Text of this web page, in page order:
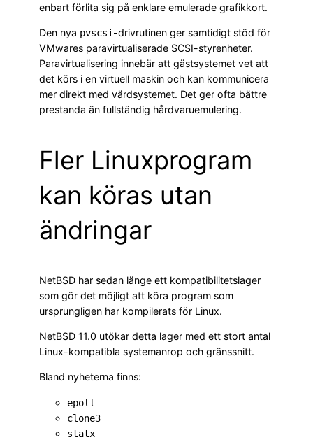
enbart förlita sig på enklare emulerade grafikkort.
Den nya pvscsi -drivrutinen ger samtidigt stöd för
VMwares paravirtualiserade SCSI-styrenheter.
Paravirtualisering innebär att gästsystemet vet att
det körs i en virtuell maskin och kan kommunicera
mer direkt med värdsystemet. Det ger ofta bättre
prestanda än fullständig hårdvaruemulering.
Fler Linuxprogram
kan köras utan
ändringar
NetBSD har sedan länge ett kompatibilitetslager
som gör det möjligt att köra program som
ursprungligen har kompilerats för Linux.
NetBSD 11.0 utökar detta lager med ett stort antal
Linux-kompatibla systemanrop och gränssnitt.
Bland nyheterna finns:
epoll
clone3
statx